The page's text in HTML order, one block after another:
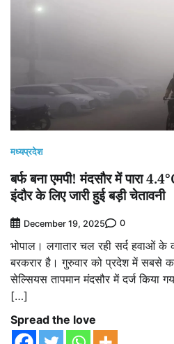
मध्यप्रदेश
बर्फ बना एमपी! मंदसौर में पारा
इंदौर के लिए जारी हुई बड़ी चेतावनी
December 19, 2025 0
भोपाल। लगातार चल रही सर्द हवाओं के
बरकरार है। गुरुवार को प्रदेश में सबसे
सेल्सियस तापमान मंदसौर में दर्ज किया
[…]
Spread the love